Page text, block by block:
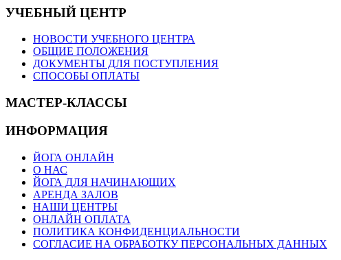
УЧЕБНЫЙ ЦЕНТР
НОВОСТИ УЧЕБНОГО ЦЕНТРА
ОБЩИЕ ПОЛОЖЕНИЯ
ДОКУМЕНТЫ ДЛЯ ПОСТУПЛЕНИЯ
СПОСОБЫ ОПЛАТЫ
МАСТЕР-КЛАССЫ
ИНФОРМАЦИЯ
ЙОГА ОНЛАЙН
О НАС
ЙОГА ДЛЯ НАЧИНАЮЩИХ
АРЕНДА ЗАЛОВ
НАШИ ЦЕНТРЫ
ОНЛАЙН ОПЛАТА
ПОЛИТИКА КОНФИДЕНЦИАЛЬНОСТИ
СОГЛАСИЕ НА ОБРАБОТКУ ПЕРСОНАЛЬНЫХ ДАННЫХ